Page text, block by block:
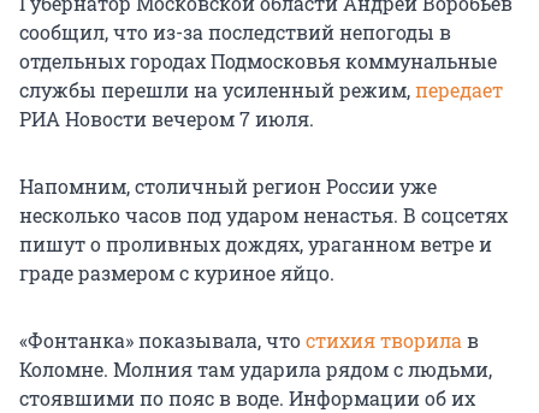
сообщил, что из-за последствий непогоды в
отдельных городах Подмосковья коммунальные
службы перешли на усиленный режим,передает
РИА Новости вечером 7 июля.
Напомним, столичный регион России уже
несколько часов под ударом ненастья. В соцсетях
пишут о проливных дождях, ураганном ветре и
граде размером с куриное яйцо.
«Фонтанка» показывала, чтостихия творила в
Коломне. Молния там ударила рядом с людьми,
стоявшими по пояс в воде. Информации об их